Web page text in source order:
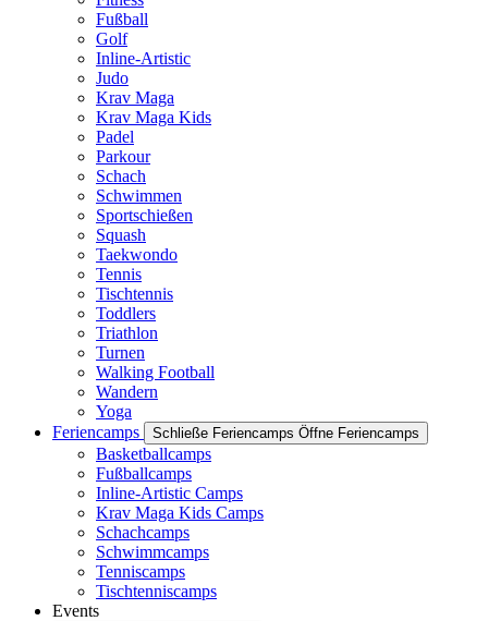
Fußball
Golf
Inline-Artistic
Judo
Krav Maga
Krav Maga Kids
Padel
Parkour
Schach
Schwimmen
Sportschießen
Squash
Taekwondo
Tennis
Tischtennis
Toddlers
Triathlon
Turnen
Walking Football
Wandern
Yoga
Feriencamps
Schließe Feriencamps Öffne Feriencamps
Basketballcamps
Fußballcamps
Inline-Artistic Camps
Krav Maga Kids Camps
Schachcamps
Schwimmcamps
Tenniscamps
Tischtenniscamps
Events